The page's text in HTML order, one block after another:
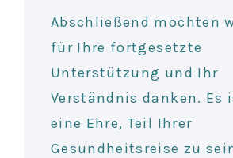
Abschließend möchten
für Ihre fortgesetzte
Unterstützung und Ihr
Verständnis danken. Es
eine Ehre, Teil Ihrer
Gesundheitsreise zu